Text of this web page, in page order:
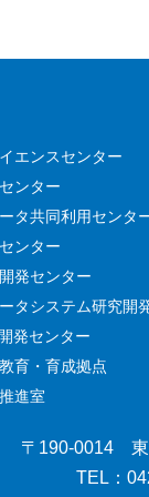
エンスセンター
ンター
タ共同利用センタ
ンター
発センター
タシステム研究開
発センター
育・育成拠点
進室
〒190-0014
TEL：